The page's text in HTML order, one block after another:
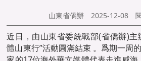
山東省僑辦 2025-12-08
近日，由山東省委統戰部(省僑辦)主
體山東行”活動圓滿結束 。爲期一周